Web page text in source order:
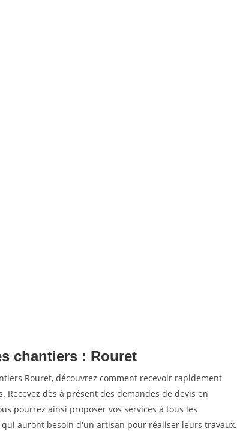
chantiers : Rouret
Rouret, découvrez comment recevoir rapidement
dès à présent des demandes de devis en
pourrez ainsi proposer vos services à tous les
auront besoin d'un artisan pour réaliser leurs travaux.